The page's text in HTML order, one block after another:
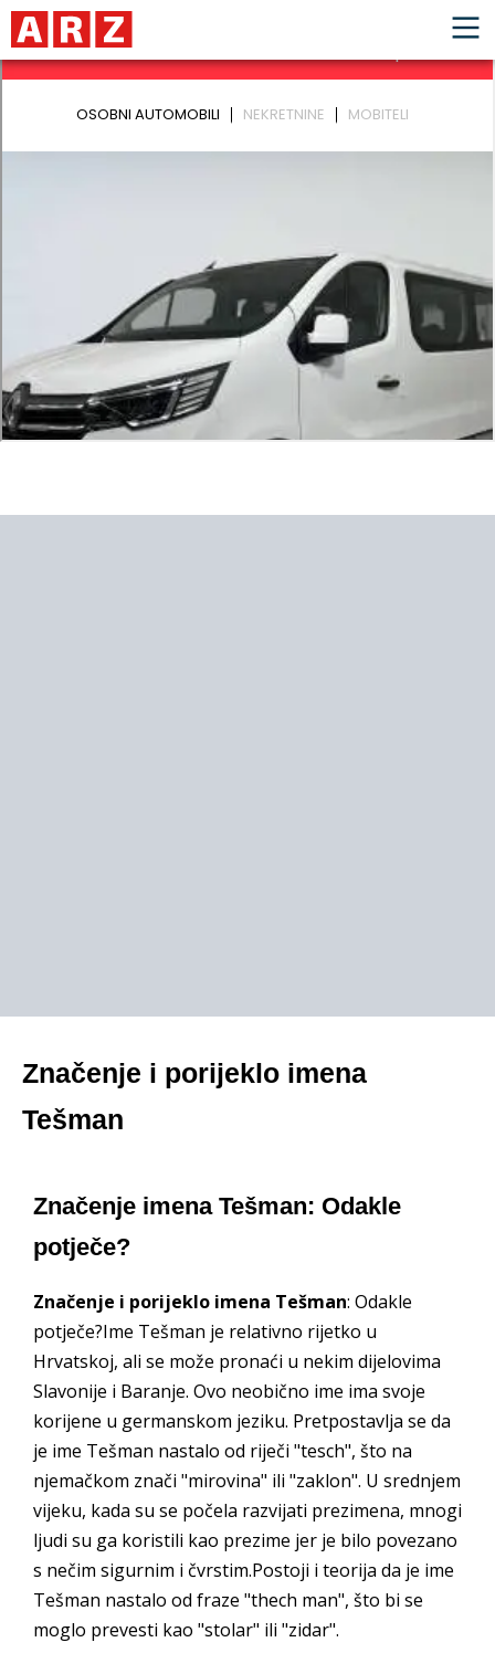
Značenje i porijeklo imena
Tešman
Značenje imena Tešman: Odakle
potječe?
Značenje i porijeklo imena Tešman: Odakle
potječe?Ime Tešman je relativno rijetko u
Hrvatskoj, ali se može pronaći u nekim dijelovima
Slavonije i Baranje. Ovo neobično ime ima svoje
korijene u germanskom jeziku. Pretpostavlja se da
je ime Tešman nastalo od riječi "tesch", što na
njemačkom znači "mirovina" ili "zaklon". U srednjem
vijeku, kada su se počela razvijati prezimena, mnogi
ljudi su ga koristili kao prezime jer je bilo povezano
s nečim sigurnim i čvrstim.Postoji i teorija da je ime
Tešman nastalo od fraze "thech man", što bi se
moglo prevesti kao "stolar" ili "zidar".